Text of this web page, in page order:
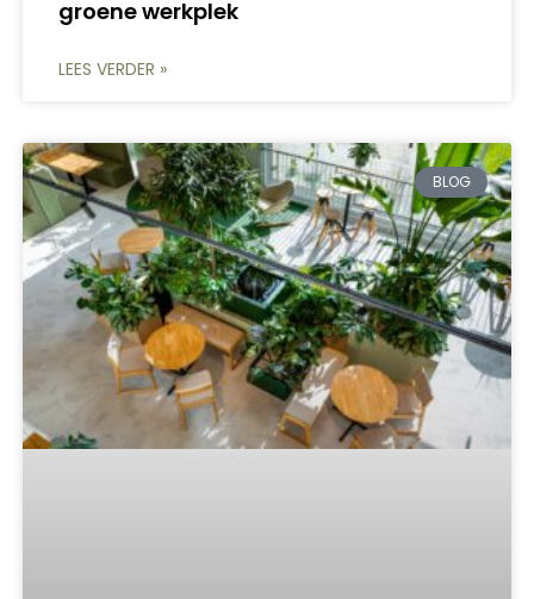
groene werkplek
LEES VERDER »
BLOG